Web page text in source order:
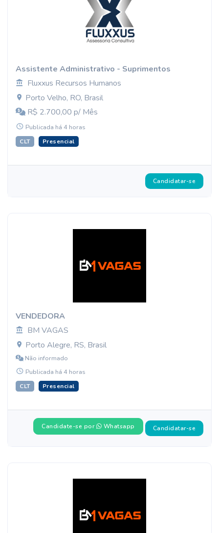
Assistente Administrativo - Suprimentos
Fluxxus Recursos Humanos
Porto Velho, RO, Brasil
R$ 2.700,00 p/ Mês
Publicada há 4 horas
CLT Presencial
Candidatar-se
VENDEDORA
BM VAGAS
Porto Alegre, RS, Brasil
Não informado
Publicada há 4 horas
CLT Presencial
Candidate-se por Whatsapp Candidatar-se